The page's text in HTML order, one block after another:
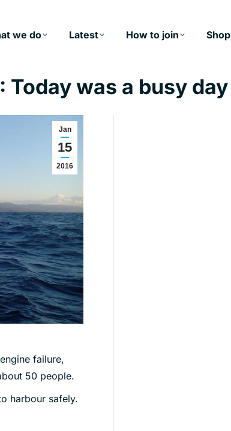
we do Latest How to join Shop
Today was a busy day
Jan
15
2016
failure,
50 people.
harbour safely.